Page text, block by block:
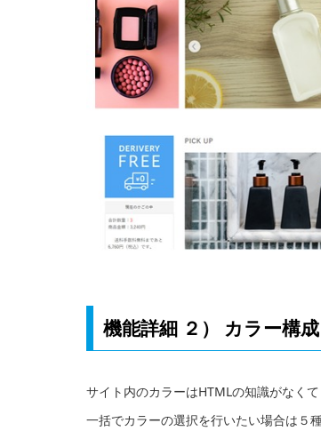
機能詳細 ２） カラー構成
サイト内のカラーはHTMLの知識がなく
一括でカラーの選択を行いたい場合は５